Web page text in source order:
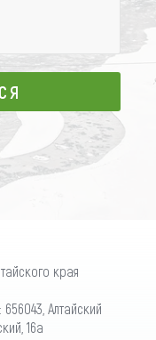
края
Алтайский
16а